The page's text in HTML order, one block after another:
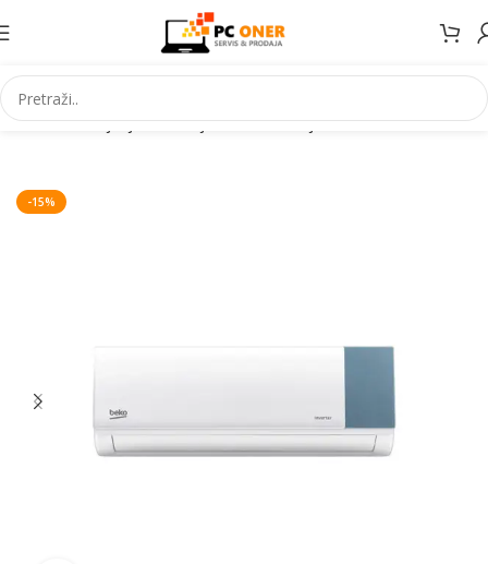
Početna Grijanje Hlađenje Klima uređaji Inverter klime
-15%